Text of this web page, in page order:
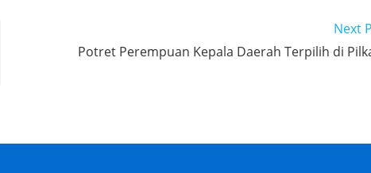
Next
Potret Perempuan Kepala Daerah Terpilih di